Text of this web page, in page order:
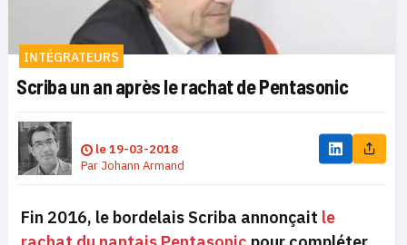
INTÉGRATEURS
Scriba un an après le rachat de Pentasonic
le19-03-2018
Par Johann Armand
Fin 2016, le bordelais Scriba annonçait le